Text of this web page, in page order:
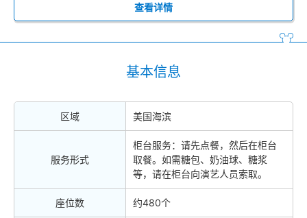
查看详情
基本信息
区域 美国海滨
服务形式
柜台服务：请先点餐，然后在柜台
取餐。如需糖包、奶油球、糖浆
等，请在柜台向演艺人员索取。
座位数 约480个